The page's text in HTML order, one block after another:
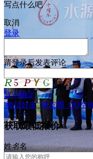
写点什么吧
取消
登录
请登录后发表评论
取消确定
微信好友 朋友圈 QQ空
获取最低报价
姓名名